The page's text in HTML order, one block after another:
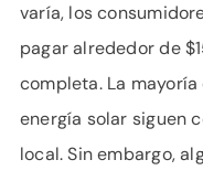
varía, los
pagar alrededor de
completa. La
energía solar siguen
local. Sin embargo,